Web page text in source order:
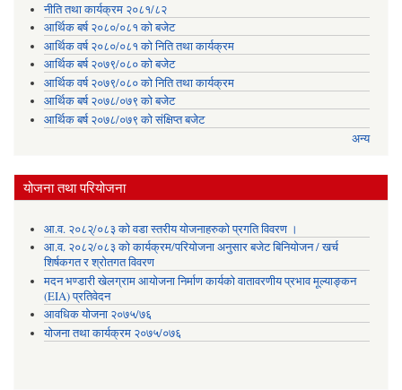
नीति तथा कार्यक्रम २०८१/८२
आर्थिक बर्ष २०८०/०८१ को बजेट
आर्थिक वर्ष २०८०/०८१ को निति तथा कार्यक्रम
आर्थिक बर्ष २०७९/०८० को बजेट
आर्थिक वर्ष २०७९/०८० को निति तथा कार्यक्रम
आर्थिक बर्ष २०७८/०७९ को बजेट
आर्थिक बर्ष २०७८/०७९ को संक्षिप्त बजेट
अन्य
योजना तथा परियोजना
आ.व. २०८२्/०८३ को वडा स्तरीय योजनाहरुको प्रगति विवरण ।
आ.व. २०८२/०८३ को कार्यक्रम/परियोजना अनुसार बजेट बिनियोजन / खर्च
शिर्षकगत र श्रोतगत विवरण
मदन भण्डारी खेलग्राम आयोजना निर्माण कार्यको वातावरणीय प्रभाव मूल्याङ्कन
(EIA) प्रतिवेदन
आवधिक योजना २०७५/७६
योजना तथा कार्यक्रम २०७५/०७६